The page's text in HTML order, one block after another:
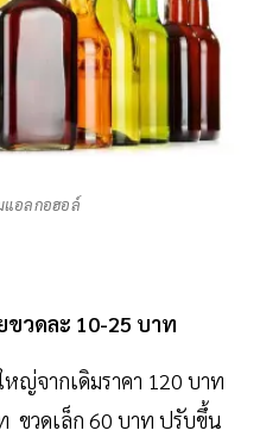
แอลกอฮอล์
ขวดละ 10-25 บาท
หญ่จากเดิมราคา 120 บาท
ขวดเล็ก 60 บาท ปรับขึ้น